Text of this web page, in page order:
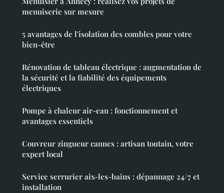
menuiserie sur mesure
5 avantages de l'isolation des combles pour votre
bien-être
Rénovation de tableau électrique : augmentation de
la sécurité et la fiabilité des équipements
électriques
Pompe à chaleur air-eau : fonctionnement et
avantages essentiels
Couvreur zingueur cannes : artisan toutain, votre
expert local
Service serrurier aix-les-bains : dépannage 24/7 et
installation